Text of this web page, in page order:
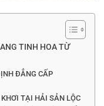
TINH HOA TỪ
ĐẲNG CẤP
TẠI HẢI SẢN LỘC